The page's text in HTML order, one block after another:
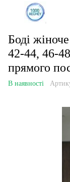
Боді
42-44, 46-
прямого
В наявності